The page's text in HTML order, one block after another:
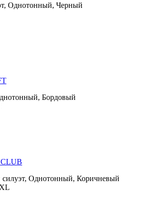
Однотонный, Черный
Бордовый
Однотонный, Коричневый